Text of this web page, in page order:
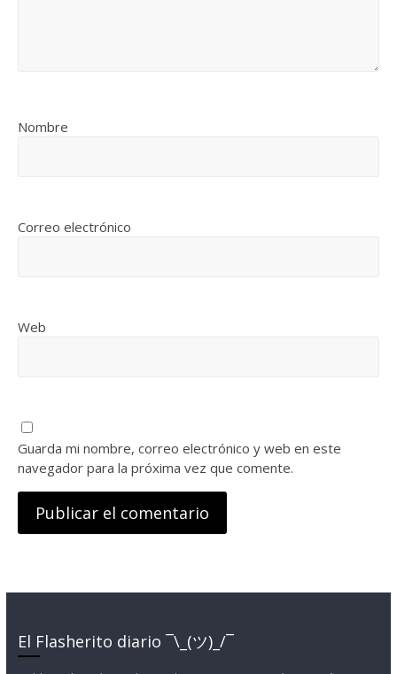
Nombre
Correo electrónico
Web
Guarda mi nombre, correo electrónico y web en este
navegador para la próxima vez que comente.
El Flasherito diario ¯\_(ツ)_/¯